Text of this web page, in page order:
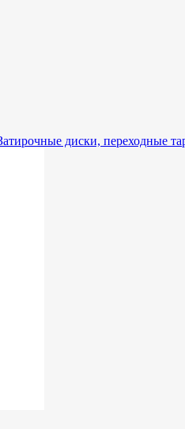
диски, переходные